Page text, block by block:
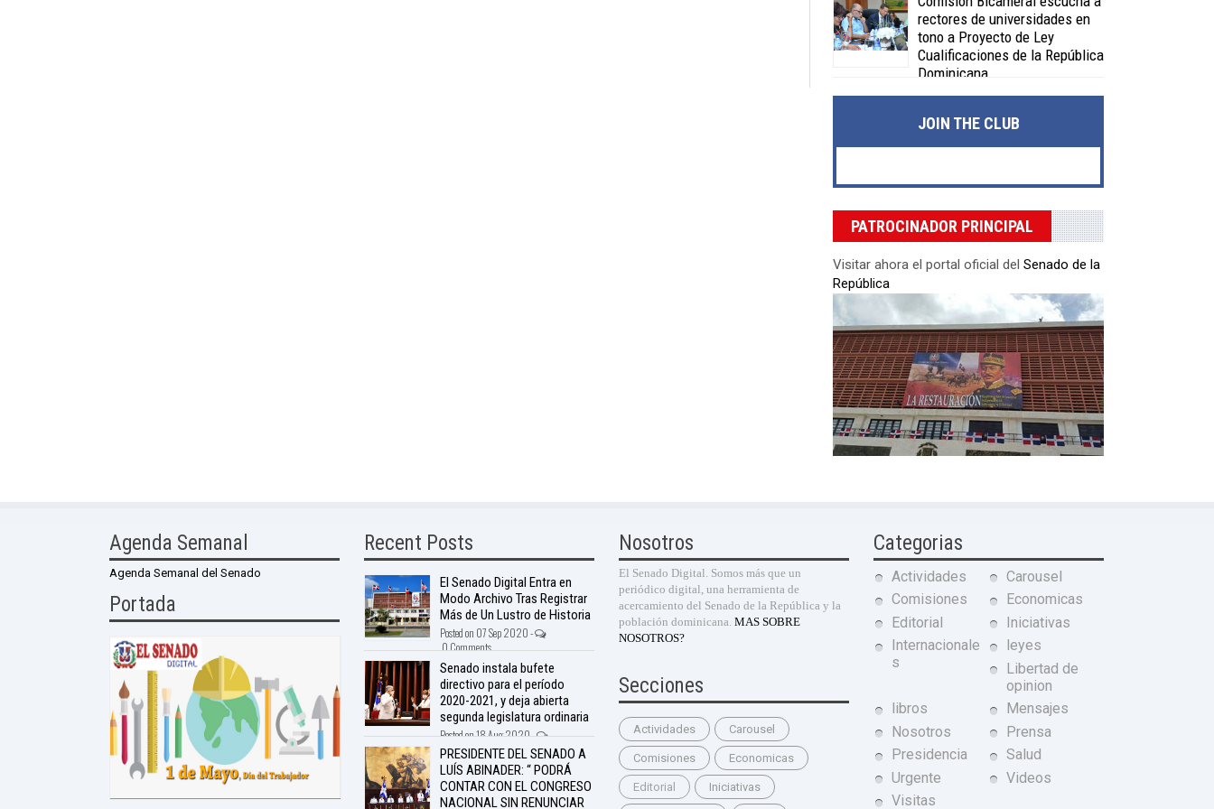
rectores de universidades en
tono a Proyecto de Ley
Cualificaciones de la República
Dominicana
JOIN THE CLUB
PATROCINADOR PRINCIPAL
Visitar ahora el portal oficial del Senado de la
República
Agenda Semanal
Agenda Semanal del Senado
Portada
Recent Posts
El Senado Digital Entra en
Modo Archivo Tras Registrar
Más de Un Lustro de Historia
Posted on 07 Sep 2020 -
0 Comments
Senado instala bufete
directivo para el período
2020-2021, y deja abierta
segunda legislatura ordinaria
Posted on 18 Aug 2020 -
0 Comments
PRESIDENTE DEL SENADO A
LUÍS ABINADER: “ PODRÁ
CONTAR CON EL CONGRESO
NACIONAL SIN RENUNCIAR
Nosotros
El Senado Digital. Somos más que un
periódico digital, una herramienta de
acercamiento del Senado de la República y la
población dominicana.MAS SOBRE
NOSOTROS?
Secciones
Actividades Carousel
Comisiones Economicas
Editorial Iniciativas
Categorias
Actividades
Carousel
Comisiones
Economicas
Editorial
Iniciativas
Internacionale
s
leyes
Libertad de
opinion
libros
Mensajes
Nosotros
Prensa
Presidencia
Salud
Urgente
Videos
Visitas